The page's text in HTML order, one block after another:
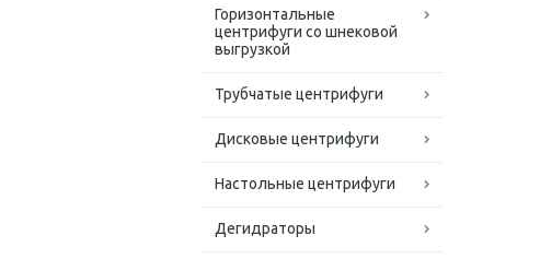
Горизонтальные
центрифуги со шнековой
выгрузкой
Трубчатые центрифуги
Дисковые центрифуги
Настольные центрифуги
Дегидраторы